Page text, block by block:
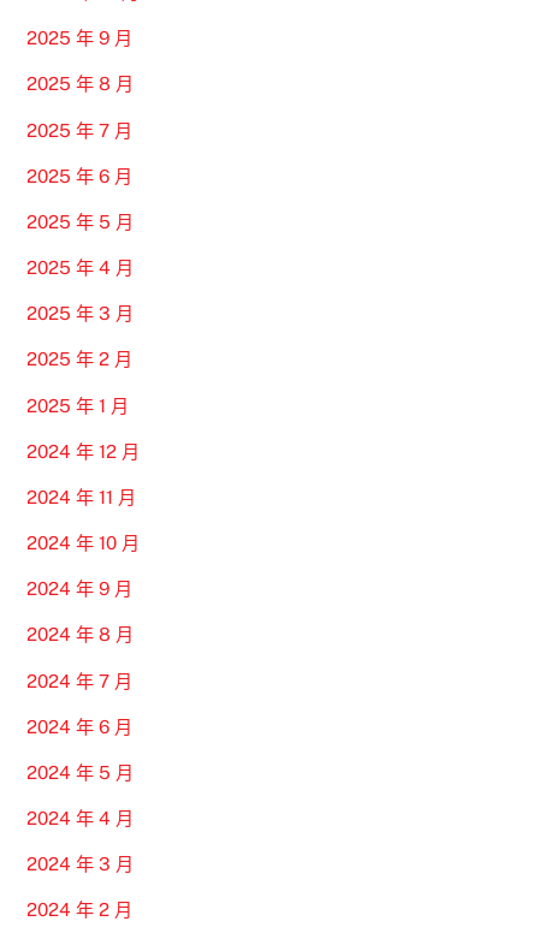
2025 年 9 月
2025 年 8 月
2025 年 7 月
2025 年 6 月
2025 年 5 月
2025 年 4 月
2025 年 3 月
2025 年 2 月
2025 年 1 月
2024 年 12 月
2024 年 11 月
2024 年 10 月
2024 年 9 月
2024 年 8 月
2024 年 7 月
2024 年 6 月
2024 年 5 月
2024 年 4 月
2024 年 3 月
2024 年 2 月